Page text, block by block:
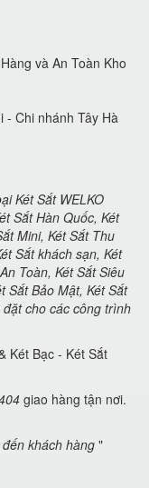
và An Toàn Kho
Chi nhánh Tây Hà
Két Sắt WELKO
Sắt Hàn Quốc, Két
Mini, Két Sắt Thu
Sắt khách sạn, Két
Toàn, Két Sắt Siêu
Sắt Bảo Mật, Két Sắt
cho các công trình
Két Bạc - Két Sắt
giao hàng tận nơi.
khách hàng "